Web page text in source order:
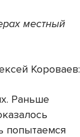
местный
Короваев:
Раньше
попытаемся